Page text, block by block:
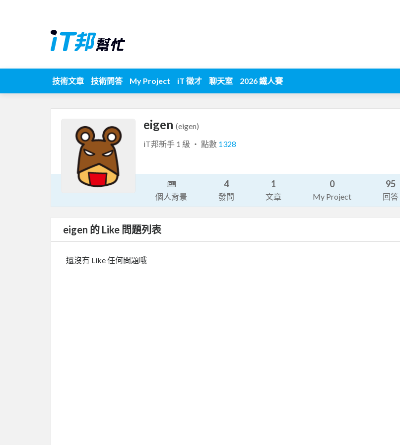
技術文章 技術問答 My Project iT 徵才 聊天室 2026 鐵人賽
eigen (eigen)
iT邦新手 1 級 ‧ 點數 1328
個人背景
4
發問
1
文章
0
My Project
95
回答
eigen 的 Like 問題列表
還沒有 Like 任何問題哦